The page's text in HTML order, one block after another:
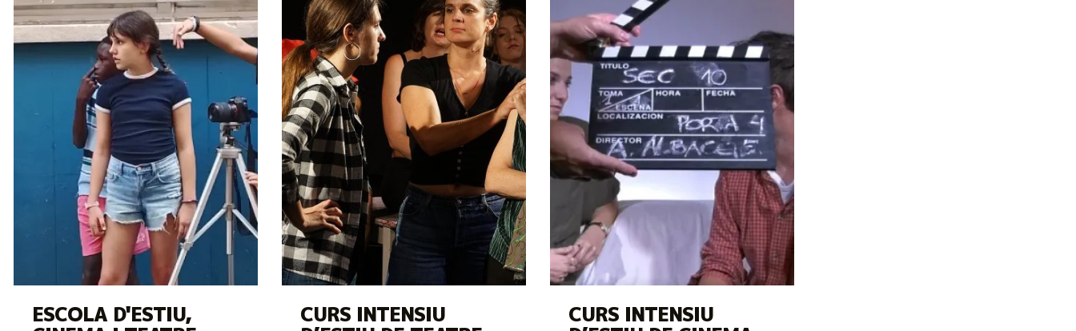
ESCOLA D'ESTIU, CURS INTENSIU CURS INTENSIU